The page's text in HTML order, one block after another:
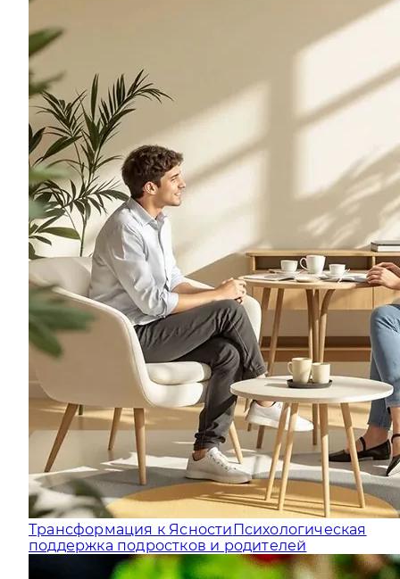
Трансформация к ЯсностиПсихологическая
поддержка подростков и родителей